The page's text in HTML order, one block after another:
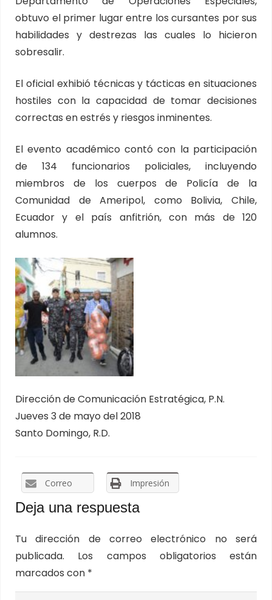
obtuvo el primer lugar entre los cursantes por sus
habilidades y destrezas las cuales lo hicieron
sobresalir.
El oficial exhibió técnicas y tácticas en situaciones
hostiles con la capacidad de tomar decisiones
correctas en estrés y riesgos inminentes.
El evento académico contó con la participación
de 134 funcionarios policiales, incluyendo
miembros de los cuerpos de Policía de la
Comunidad de Ameripol, como Bolivia, Chile,
Ecuador y el país anfitrión, con más de 120
alumnos.
Dirección de Comunicación Estratégica, P.N.
Jueves 3 de mayo del 2018
Santo Domingo, R.D.
Correo Impresión
Deja una respuesta
Tu dirección de correo electrónico no será
publicada.
Los campos obligatorios están
marcados con *